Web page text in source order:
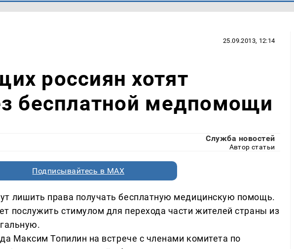
25.09.2013, 12:14
россиян хотят
бесплатной медпомощи
Служба новостей
Автор статьи
Подписывайтесь в MAX
лишить права получать бесплатную медицинскую помощь.
послужить стимулом для перехода части жителей страны из
Максим Топилин на встрече с членами комитета по